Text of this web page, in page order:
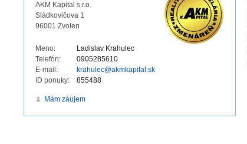
AKM Kapital s.r.o.
Sládkovičova 1
96001 Zvolen
Meno:
Ladislav Krahulec
Telefón:
0905285610
E-mail:
krahulec@akmkapital.sk
ID ponuky:
855488
Mám záujem